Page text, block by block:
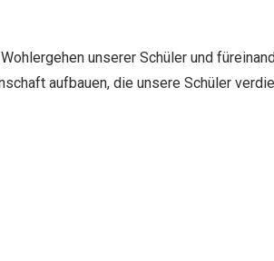
unserer Schüler und
aufbauen, die unsere Schüler